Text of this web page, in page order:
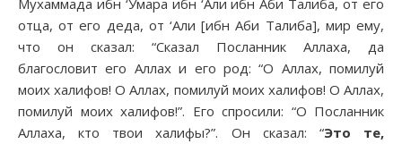
Мухаммада ибн ‘Умара ибн ‘Али ибн Аби Талиба, от его
отца, от его деда, от ‘Али [ибн Аби Талиба], мир ему,
что он сказал: “Сказал Посланник Аллаха, да
благословит его Аллах и его род: “О Аллах, помилуй
моих халифов! О Аллах, помилуй моих халифов! О Аллах,
помилуй моих халифов!”. Его спросили: “О Посланник
Аллаха, кто твои халифы?”. Он сказал: “Это те,